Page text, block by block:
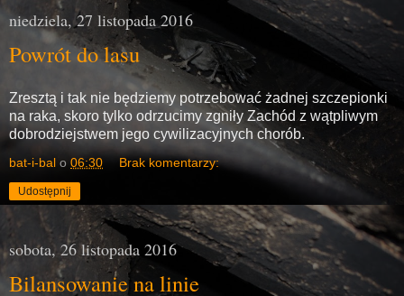
niedziela, 27 listopada 2016
Powrót do lasu
Zresztą i tak nie będziemy potrzebować żadnej szczepionki
na raka, skoro tylko odrzucimy zgniły Zachód z wątpliwym
dobrodziejstwem jego cywilizacyjnych chorób.
bat-i-bal o 06:30 Brak komentarzy:
Udostępnij
sobota, 26 listopada 2016
Bilansowanie na linie